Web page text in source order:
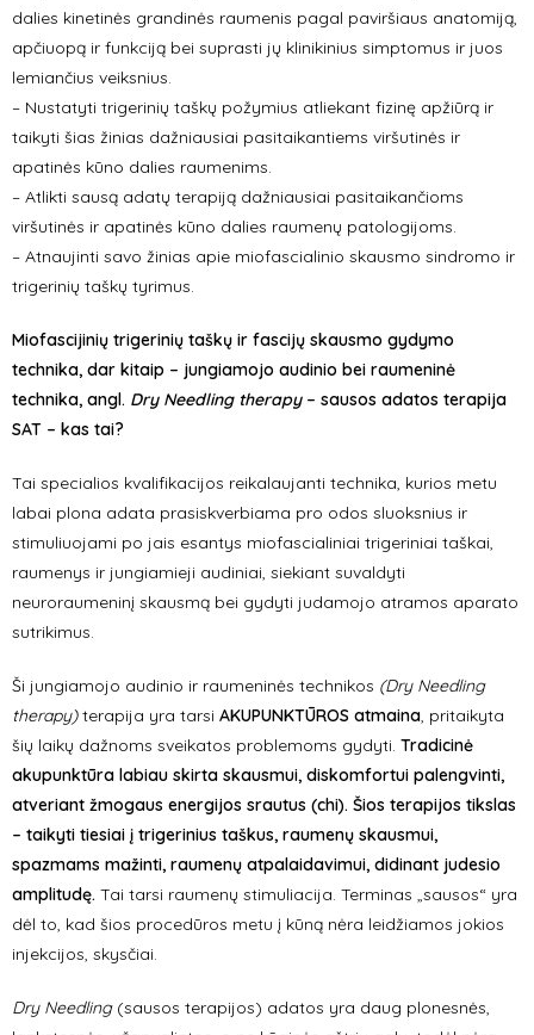
dalies kinetinės grandinės raumenis pagal paviršiaus anatomiją,
apčiuopą ir funkciją bei suprasti jų klinikinius simptomus ir juos
lemiančius veiksnius.
– Nustatyti trigerinių taškų požymius atliekant fizinę apžiūrą ir
taikyti šias žinias dažniausiai pasitaikantiems viršutinės ir
apatinės kūno dalies raumenims.
– Atlikti sausą adatų terapiją dažniausiai pasitaikančioms
viršutinės ir apatinės kūno dalies raumenų patologijoms.
– Atnaujinti savo žinias apie miofascialinio skausmo sindromo ir
trigerinių taškų tyrimus.
Miofascijinių trigerinių taškų ir fascijų skausmo gydymo
technika, dar kitaip – jungiamojo audinio bei raumeninė
technika, angl. Dry Needling therapy– sausos adatos terapija
SAT – kas tai?
Tai specialios kvalifikacijos reikalaujanti technika, kurios metu
labai plona adata prasiskverbiama pro odos sluoksnius ir
stimuliuojami po jais esantys miofascialiniai trigeriniai taškai,
raumenys ir jungiamieji audiniai, siekiant suvaldyti
neuroraumeninį skausmą bei gydyti judamojo atramos aparato
sutrikimus.
Ši jungiamojo audinio ir raumeninės technikos (Dry Needling
therapy)terapija yra tarsi AKUPUNKTŪROS atmaina, pritaikyta
šių laikų dažnoms sveikatos problemoms gydyti. Tradicinė
akupunktūra labiau skirta skausmui, diskomfortui palengvinti,
atveriant žmogaus energijos srautus (chi). Šios terapijos tikslas
– taikyti tiesiai į trigerinius taškus, raumenų skausmui,
spazmams mažinti, raumenų atpalaidavimui, didinant judesio
amplitudę. Tai tarsi raumenų stimuliacija. Terminas „sausos“ yra
dėl to, kad šios procedūros metu į kūną nėra leidžiamos jokios
injekcijos, skysčiai.
Dry Needling(sausos terapijos) adatos yra daug plonesnės,